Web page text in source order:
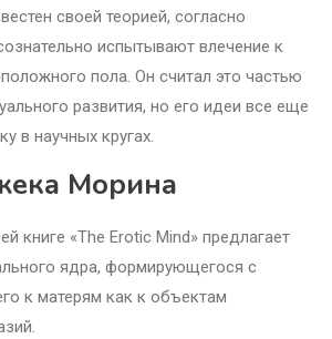
своей теорией, согласно
испытывают влечение к
пола. Он считал это частью
развития, но его идеи все еще
в научных кругах.
Морина
книге «The Erotic Mind» предлагает
ядра, формирующегося с
к матерям как к объектам